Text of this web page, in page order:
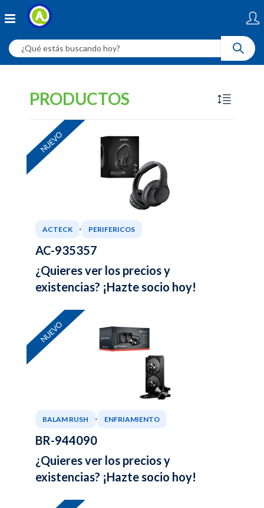
PRODUCTOS
NUEVO
ACTECK , PERIFERICOS
AC-935357
¿Quieres ver los precios y
existencias? ¡Hazte socio hoy!
NUEVO
BALAM RUSH , ENFRIAMIENTO
BR-944090
¿Quieres ver los precios y
existencias? ¡Hazte socio hoy!